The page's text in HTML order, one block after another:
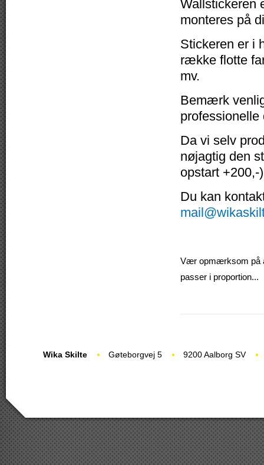
Wallstickeren
monteres på
Stickeren er i
række flotte
mv.
Bemærk
professionelle
Da vi selv
nøjagtig den
opstart +200,-
Du kan
Vær opmærksom på
passer i proportion...
Wika Skilte Gøteborgvej 5 9200 Aalborg SV